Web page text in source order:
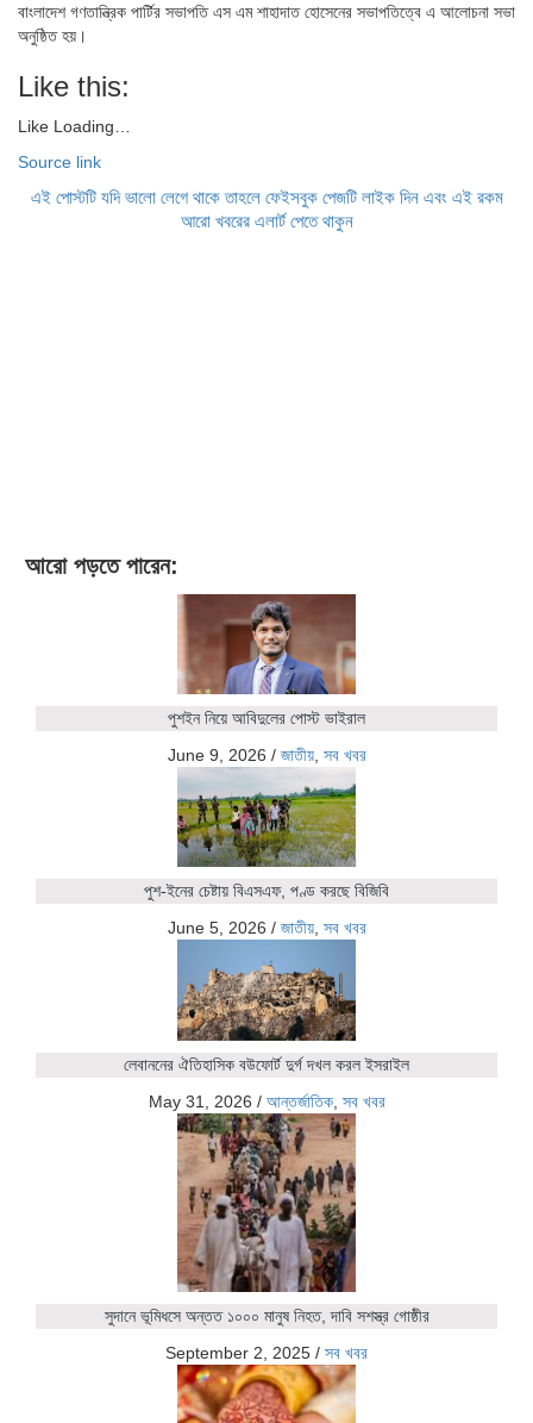
বাংলাদেশ গণতান্ত্রিক পার্টির সভাপতি এস এম শাহাদাত হোসেনের সভাপতিত্বে এ আলোচনা সভা
অনুষ্ঠিত হয়।
Like this:
Like Loading…
Source link
এই পোস্টটি যদি ভালো লেগে থাকে তাহলে ফেইসবুক পেজটি লাইক দিন এবং এই রকম
আরো খবরের এলার্ট পেতে থাকুন
আরো পড়তে পারেন:
পুশইন নিয়ে আবিদুলের পোস্ট ভাইরাল
June 9, 2026 / জাতীয়, সব খবর
পুশ-ইনের চেষ্টায় বিএসএফ, পণ্ড করছে বিজিবি
June 5, 2026 / জাতীয়, সব খবর
লেবাননের ঐতিহাসিক বউফোর্ট দুর্গ দখল করল ইসরাইল
May 31, 2026 / আন্তর্জাতিক, সব খবর
সুদানে ভূমিধসে অন্তত ১০০০ মানুষ নিহত, দাবি সশস্ত্র গোষ্ঠীর
September 2, 2025 / সব খবর